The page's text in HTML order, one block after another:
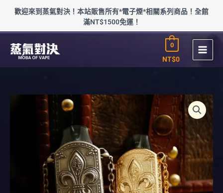
要
歡迎來到蒸氣對決！本站販售所有*電子煙*相關系列商品！全館
滿NT$1500免運！
NT$0
0
價
格
圍：
NT$350
到
NT$1,100
SCULPTOR